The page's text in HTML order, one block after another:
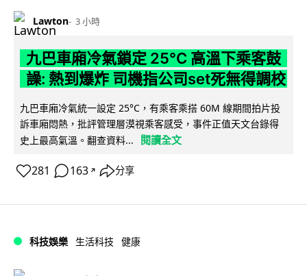
Lawton 3 小時
九巴車廂冷氣鎖定 25°C 高溫下乘客鼓
譟: 熱到爆炸 司機指公司set死無得調校
九巴車廂冷氣統一設定 25°C，有乘客乘搭 60M 線期間拍片投
訴車廂悶熱，批評管理層漠視乘客感受，事件正值天文台錄得
史上最高氣溫。翻查資料...
閱讀全文
281 163 ↗ 分享
科技娛樂 生活科技 健康